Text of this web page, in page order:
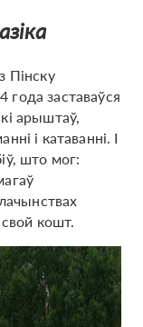
Пінску
заставаўся
арыштаў,
і катаванні. І
што мог:
свой кошт.